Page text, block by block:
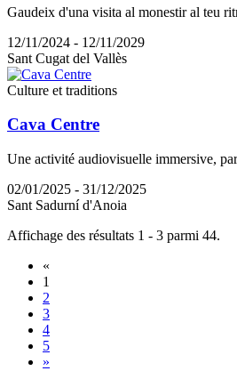
Gaudeix d'una visita al monestir al teu
12/11/2024 - 12/11/2029
Sant Cugat del Vallès
Culture et traditions
Cava Centre
Une activité audiovisuelle immersive,
02/01/2025 - 31/12/2025
Sant Sadurní d'Anoia
Affichage des résultats 1 - 3 parmi 44.
«
1
2
3
4
5
»